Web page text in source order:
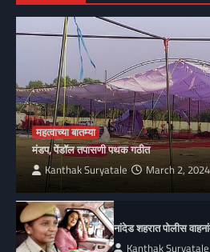
महत्वाच्या बातम्या
मंडप, पेंडॉल तपासणी पथक गठीत
Kanthak Suryatale March 2, 2024
नांदेड शहरात पोलीस
Kanthak Suryatale